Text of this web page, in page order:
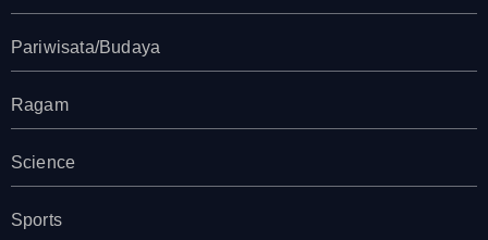
Pariwisata/Budaya
Ragam
Science
Sports